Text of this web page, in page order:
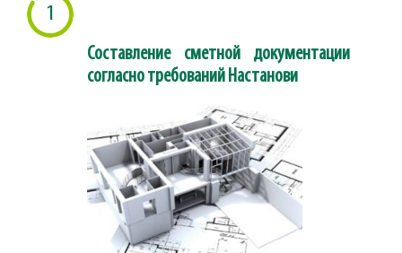
1
Составление сметной документации
согласно требований Настанови